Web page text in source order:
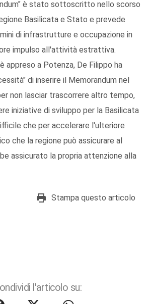
è stato sottoscritto nello scorso
Basilicata e Stato e prevede
di infrastrutture e occupazione in
impulso all'attività estrattiva.
appreso a Potenza, De Filippo ha
di inserire il Memorandum nel
non lasciar trascorrere altro tempo,
iniziative di sviluppo per la Basilicata
che per accelerare l'ulteriore
che la regione può assicurare al
assicurato la propria attenzione alla
Stampa questo articolo
l'articolo su: